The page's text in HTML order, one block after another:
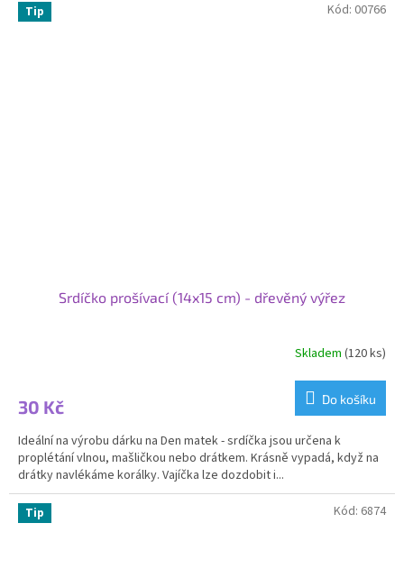
Tip
Srdíčko prošívací (14x15 cm) - dřevěný výřez
je
z
5
hvězdiček.
Skladem(120 ks)
30 Kč Do košíku
Ideální na výrobu dárku na Den matek - srdíčka jsou určena k
proplétání vlnou, mašličkou nebo drátkem. Krásně vypadá, když na
drátky navlékáme korálky. Vajíčka lze dozdobit i...
Kód: 00766
Tip Kód: 6874